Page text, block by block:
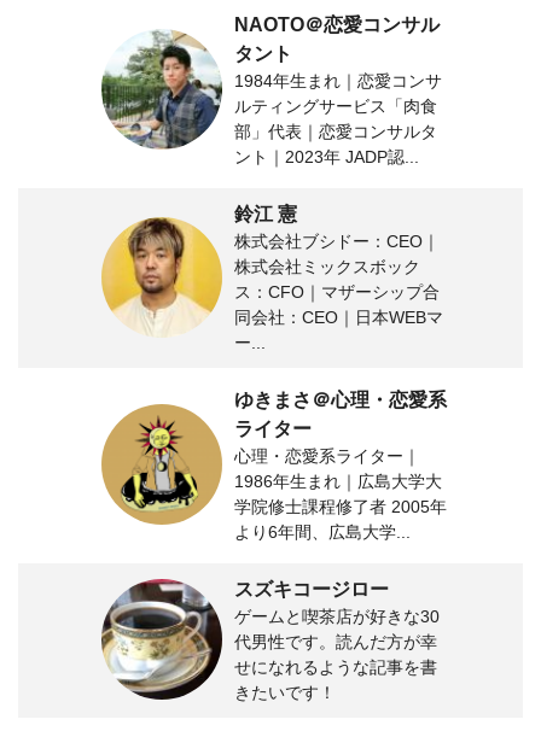
NAOTO＠恋愛コンサル
タント
1984年生まれ｜恋愛コンサ
ルティングサービス「肉食
部」代表｜恋愛コンサルタ
ント｜2023年 JADP認...
鈴江 憲
株式会社ブシドー：CEO｜
株式会社ミックスボック
ス：CFO｜マザーシップ合
同会社：CEO｜日本WEBマ
ー...
ゆきまさ＠心理・恋愛系
ライター
心理・恋愛系ライター｜
1986年生まれ｜広島大学大
学院修士課程修了者 2005年
より6年間、広島大学...
スズキコージロー
ゲームと喫茶店が好きな30
代男性です。読んだ方が幸
せになれるような記事を書
きたいです！